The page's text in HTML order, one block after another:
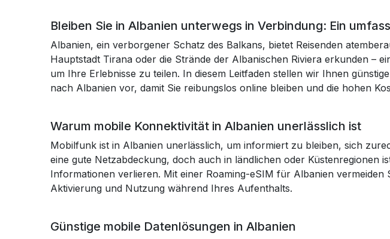
Bleiben Sie in Albanien unterwegs in Verbindung: Ein
Albanien, ein verborgener Schatz des Balkans, bietet Reisenden
Hauptstadt Tirana oder die Strände der Albanischen Riviera erkunden –
um Ihre Erlebnisse zu teilen. In diesem Leitfaden stellen wir Ihnen
nach Albanien vor, damit Sie reibungslos online bleiben und die hohen
Warum mobile Konnektivität in Albanien unerlässlich ist
Mobilfunk ist in Albanien unerlässlich, um informiert zu bleiben, sich
eine gute Netzabdeckung, doch auch in ländlichen oder Küstenregionen
Informationen verlieren. Mit einer Roaming-eSIM für Albanien
Aktivierung und Nutzung während Ihres Aufenthalts.
Günstige mobile Datenlösungen in Albanien